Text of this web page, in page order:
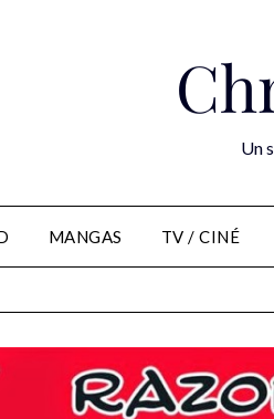
Un
MANGAS TV / CINÉ